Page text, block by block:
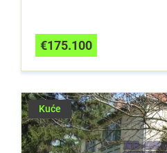
€175.100
Kuće